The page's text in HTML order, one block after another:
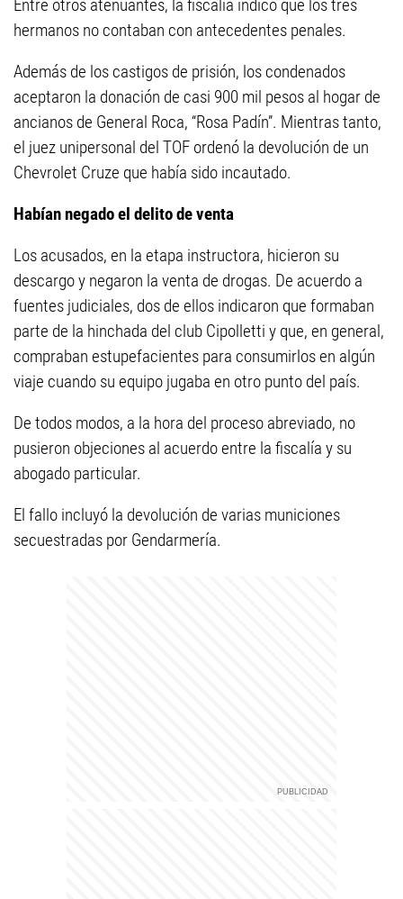
Entre otros atenuantes, la fiscalía indicó que los tres
hermanos no contaban con antecedentes penales.
Además de los castigos de prisión, los condenados
aceptaron la donación de casi 900 mil pesos al hogar de
ancianos de General Roca, “Rosa Padín”. Mientras tanto,
el juez unipersonal del TOF ordenó la devolución de un
Chevrolet Cruze que había sido incautado.
Habían negado el delito de venta
Los acusados, en la etapa instructora, hicieron su
descargo y negaron la venta de drogas. De acuerdo a
fuentes judiciales, dos de ellos indicaron que formaban
parte de la hinchada del club Cipolletti y que, en general,
compraban estupefacientes para consumirlos en algún
viaje cuando su equipo jugaba en otro punto del país.
De todos modos, a la hora del proceso abreviado, no
pusieron objeciones al acuerdo entre la fiscalía y su
abogado particular.
El fallo incluyó la devolución de varias municiones
secuestradas por Gendarmería.